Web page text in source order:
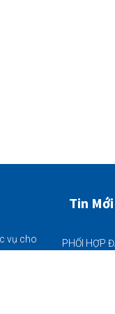
vụ cho
Tin Mới